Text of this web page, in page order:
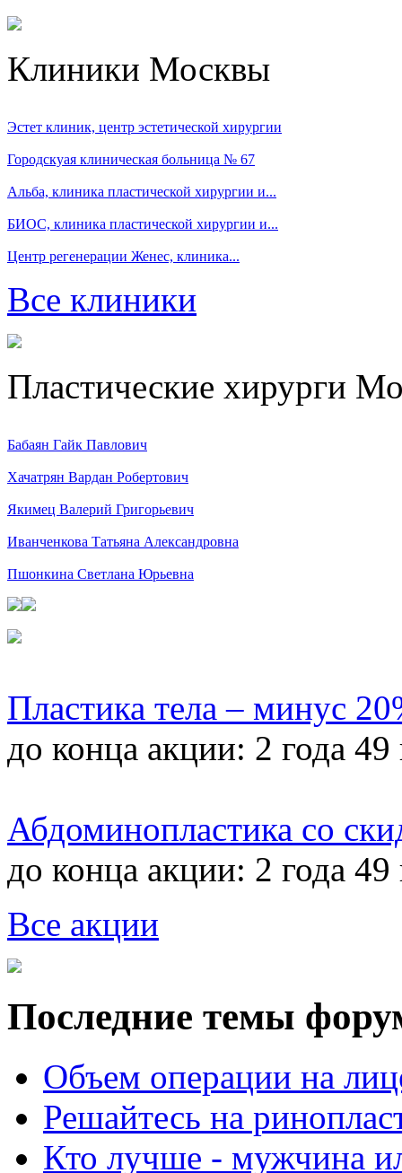
Клиники Москвы
Эстет клиник, центр эстетической хирургии
Городскуая клиническая больница № 67
Альба, клиника пластической хирургии и...
БИОС, клиника пластической хирургии и...
Центр регенерации Женес, клиника...
Все клиники
Пластические хирурги
Бабаян Гайк Павлович
Хачатрян Вардан Робертович
Якимец Валерий Григорьевич
Иванченкова Татьяна Александровна
Пшонкина Светлана Юрьевна
Пластика тела – минус
до конца акции: 2 года 49
Абдоминопластика со
до конца акции: 2 года 49
Все акции
Последние темы
Объем операции на
Решайтесь на
Кто лучше - мужчина